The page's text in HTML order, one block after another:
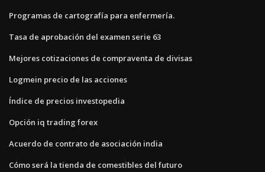
Programas de cartografía para enfermería.
Tasa de aprobación del examen serie 63
Mejores cotizaciones de compraventa de divisas
Logmein precio de las acciones
Índice de precios investopedia
Opción iq trading forex
Acuerdo de contrato de asociación india
Cómo será la tienda de comestibles del futuro